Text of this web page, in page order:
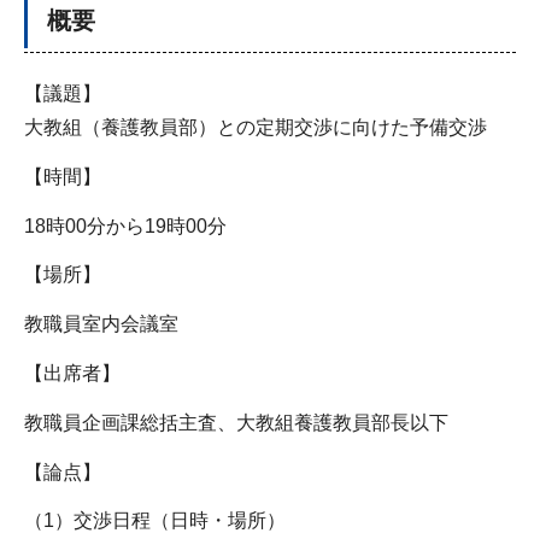
概要
【議題】
大教組（養護教員部）との定期交渉に向けた予備交渉
【時間】
18時00分から19時00分
【場所】
教職員室内会議室
【出席者】
教職員企画課総括主査、大教組養護教員部長以下
【論点】
（1）交渉日程（日時・場所）